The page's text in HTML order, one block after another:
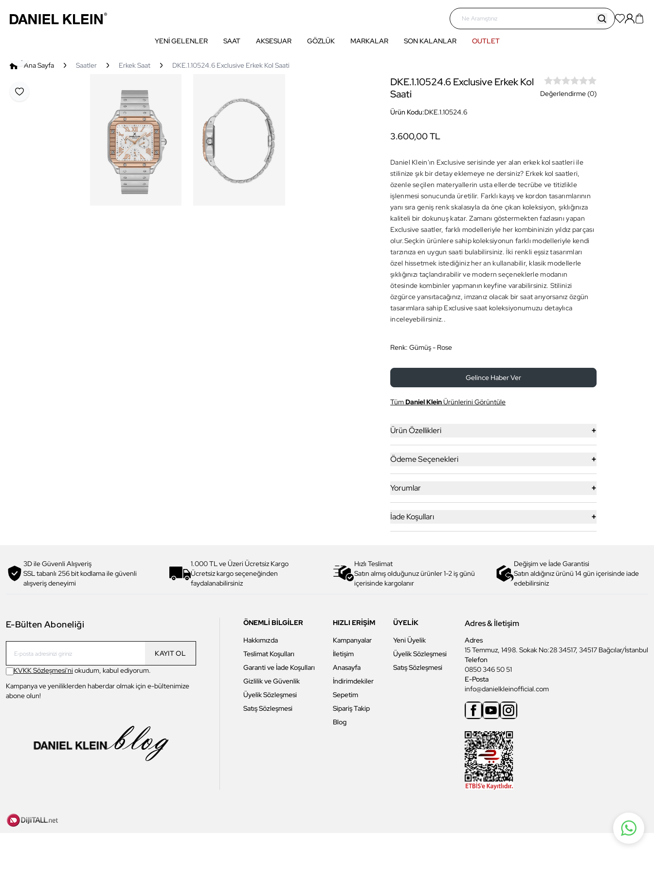
YENİ GELENLER SAAT AKSESUAR GÖZLÜK MARKALAR SON KALANLAR OUTLET
Ana Sayfa Saatler Erkek Saat DKE.1.10524.6 Exclusive Erkek Kol Saati
Favoriye Ekle
Paylaş
DKE.1.10524.6 Exclusive Erkek Kol
Saati
Ürün Kodu:DKE.1.10524.6
Değerlendirme (0)
3.600,00 TL
Daniel Klein'ın Exclusive serisinde yer alan erkek kol saatleri ile
stilinize şık bir detay eklemeye ne dersiniz? Erkek kol saatleri,
özenle seçilen materyallerin usta ellerde tecrübe ve titizlikle
işlenmesi sonucunda üretilir. Farklı kayış ve kordon tasarımlarının
yanı sıra geniş renk skalasıyla da öne çıkan koleksiyon, şıklığınıza
kaliteli bir dokunuş katar. Zamanı göstermekten fazlasını yapan
Exclusive saatler, farklı modelleriyle her kombininizin yıldız parçası
olur.Seçkin ürünlere sahip koleksiyonun farklı modelleriyle kendi
tarzınıza en uygun saati bulabilirsiniz. İki renkli eşsiz tasarımları
özel hissetmek istediğiniz her an kullanabilir, klasik modellerle
şıklığınızı taçlandırabilir ve modern seçeneklerle modanın
ötesinde kombinler yapmanın keyfine varabilirsiniz. Stilinizi
özgürce yansıtacağınız, imzanız olacak bir saat arıyorsanız özgün
tasarımlara sahip Exclusive saat koleksiyonumuzu detaylıca
inceleyebilirsiniz..
Renk: Gümüş - Rose
Gelince Haber Ver
TümDaniel KleinÜrünlerini Görüntüle
Ürün Özellikleri +
Ödeme Seçenekleri +
Yorumlar +
İade Koşulları +
3D ile Güvenli Alışveriş
SSL tabanlı 256 bit kodlama ile güvenli
alışveriş deneyimi
1.000 TL ve Üzeri Ücretsiz Kargo
Ücretsiz kargo seçeneğinden
faydalanabilirsiniz
Hızlı Teslimat
Satın almış olduğunuz ürünler 1-2 iş günü
içerisinde kargolanır
Değişim ve İade Garantisi
Satın aldığınız ürünü 14 gün içerisinde iade
edebilirsiniz
E-Bülten Aboneliği
KAYIT OL
KVKK Sözleşmesi'ni okudum, kabul ediyorum.
Kampanya ve yeniliklerden haberdar olmak için e-bültenimize
abone olun!
ÖNEMLİ BİLGİLER
Hakkımızda
Teslimat Koşulları
Garanti ve İade Koşulları
Gizlilik ve Güvenlik
Üyelik Sözleşmesi
Satış Sözleşmesi
HIZLI ERİŞİM
Kampanyalar
İletişim
Anasayfa
İndirimdekiler
Sepetim
Sipariş Takip
Blog
ÜYELİK
Yeni Üyelik
Üyelik Sözleşmesi
Satış Sözleşmesi
Adres & İletişim
Adres
15 Temmuz, 1498. Sokak No:28 34517, 34517 Bağcılar/İstanbul
Telefon
0850 346 50 51
E-Posta
info@danielkleinofficial.com
FacebookYoutubeInstagram